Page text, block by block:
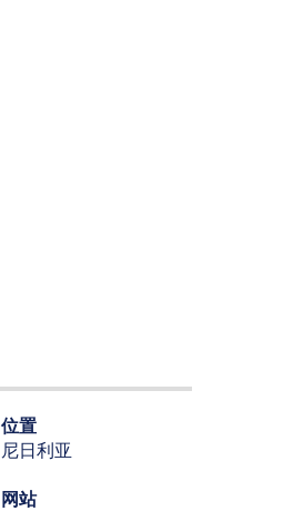
位置
尼日利亚
网站